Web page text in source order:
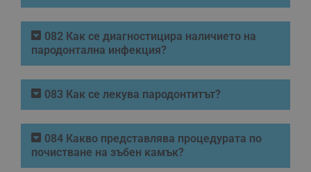
082 Как се диагностицира наличието на
пародонтална инфекция?
083 Как се лекува пародонтитът?
084 Какво представлява процедурата по
почистване на зъбен камък?